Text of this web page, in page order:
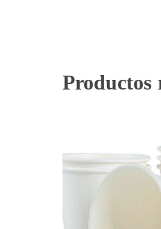
Productos